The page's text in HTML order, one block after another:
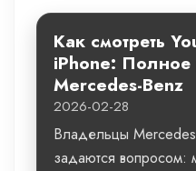
Как смотреть
iPhone: Полное
Mercedes-Benz
2026-02-28
Владельцы
задаются вопросом: